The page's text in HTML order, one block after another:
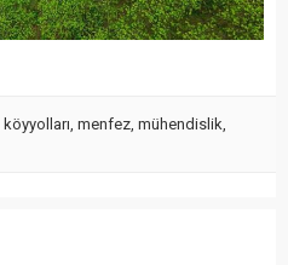
köyyolları, menfez, mühendislik,